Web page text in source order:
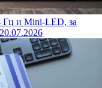
Гц и Mini-LED, за
20.07.2026